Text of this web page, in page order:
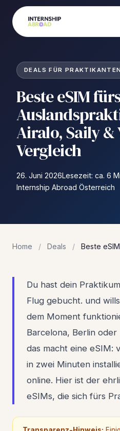
DEALS FÜR
Beste eSIM
Airalo, Saily &
Vergleich
26. Juni 2026Lesezeit: ca. 6
Internship Abroad Österreich
Home / Deals / Beste
Du hast dein
Flug gebucht. und
dem Moment
Barcelona, Berlin oder
das macht eine eSIM:
in zwei Minuten
online. Hier ist der
eSIMs, die sich fürs